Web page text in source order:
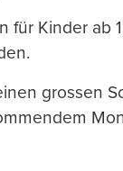
Kinder ab
grossen